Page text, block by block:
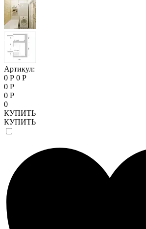
Артикул:
0 Р 0 Р
0 Р
0 Р
0
КУПИТЬ
КУПИТЬ